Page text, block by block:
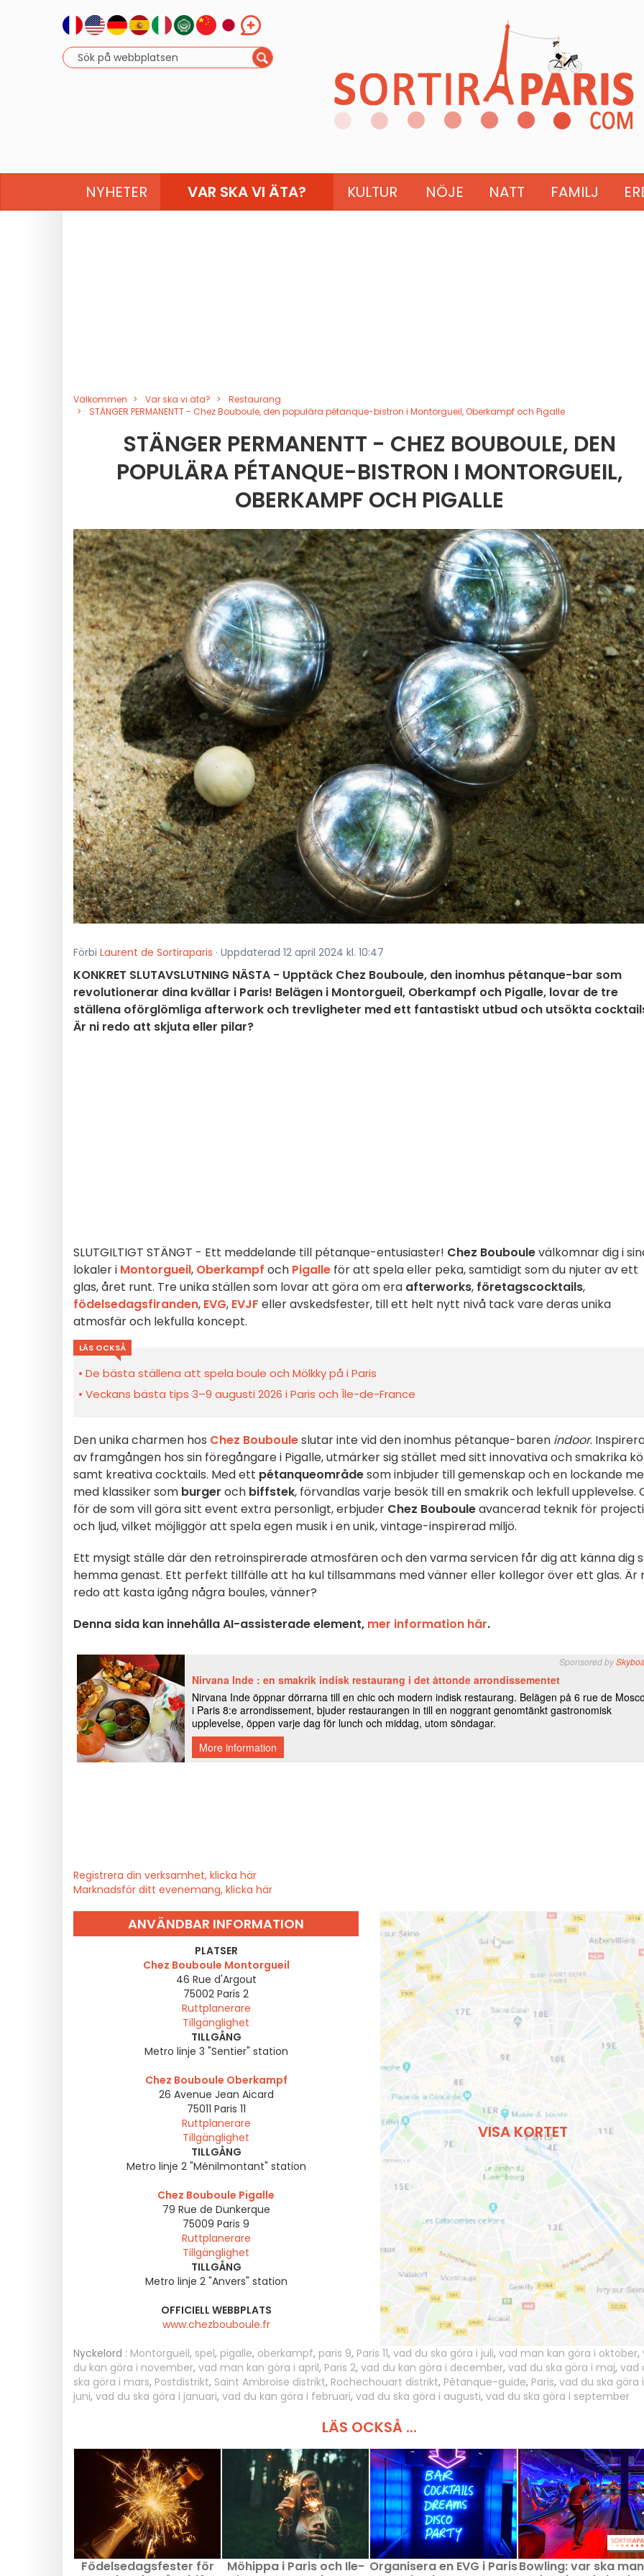
NYHETER VAR SKA VI ÄTA? KULTUR NÖJE NATT FAMILJ
Välkommen Var ska vi äta?
Restaurang
STÄNGER PERMANENTT - Chez Bouboule, den populära pétanque-bistron i Montorgueil, Oberkampf och Pigalle
STÄNGER PERMANENTT - CHEZ BOUBOULE, DEN
POPULÄRA PÉTANQUE-BISTRON I MONTORGUEIL,
OBERKAMPF OCH PIGALLE
Förbi Laurent de Sortiraparis · Uppdaterad 12 april 2024 kl. 10:47
KONKRET SLUTAVSLUTNING NÄSTA - Upptäck Chez Bouboule, den inomhus pétanque-bar som
revolutionerar dina kvällar i Paris! Belägen i Montorgueil, Oberkampf och Pigalle, lovar de tre
ställena oförglömliga afterwork och trevligheter med ett fantastiskt utbud och utsökta
Är ni redo att skjuta eller pilar?
SLUTGILTIGT STÄNGT - Ett meddelande till pétanque-entusiaster! Chez Bouboulevälkomnar dig i
lokaler i Montorgueil, Oberkampf och Pigalle för att spela eller peka, samtidigt som du njuter av ett
glas, året runt. Tre unika ställen som lovar att göra om era afterworks, företagscocktails,
födelsedagsfiranden, EVG, EVJF eller avskedsfester, till ett helt nytt nivå tack vare deras unika
atmosfär och lekfulla koncept.
LÄS OCKSÅ
De bästa ställena att spela boule och Mölkky på i Paris
Veckans bästa tips 3–9 augusti 2026 i Paris och Île-de-France
Den unika charmen hos Chez Boubouleslutar inte vid den inomhus pétanque-baren indoor.
av framgången hos sin föregångare i Pigalle, utmärker sig stället med sitt innovativa och smakrika
samt kreativa cocktails. Med ett pétanqueområdesom inbjuder till gemenskap och en lockande
med klassiker som burger och biffstek, förvandlas varje besök till en smakrik och lekfull upplevelse.
för de som vill göra sitt event extra personligt, erbjuder Chez Boubouleavancerad teknik för
och ljud, vilket möjliggör att spela egen musik i en unik, vintage-inspirerad miljö.
Ett mysigt ställe där den retroinspirerade atmosfären och den varma servicen får dig att känna dig
hemma genast. Ett perfekt tillfälle att ha kul tillsammans med vänner eller kollegor över ett glas. Är
redo att kasta igång några boules, vänner?
Denna sida kan innehålla AI-assisterade element, mer information här.
Registrera din verksamhet, klicka här
Marknadsför ditt evenemang, klicka här
ANVÄNDBAR INFORMATION
PLATSER
Chez Bouboule Montorgueil
46 Rue d'Argout
75002 Paris 2
Ruttplanerare
Tillgänglighet
TILLGÅNG
Metro linje 3 "Sentier" station
Chez Bouboule Oberkampf
26 Avenue Jean Aicard
75011 Paris 11
Ruttplanerare
Tillgänglighet
TILLGÅNG
Metro linje 2 "Ménilmontant" station
Chez Bouboule Pigalle
79 Rue de Dunkerque
75009 Paris 9
Ruttplanerare
Tillgänglighet
TILLGÅNG
Metro linje 2 "Anvers" station
OFFICIELL WEBBPLATS
www.chezbouboule.fr
VISA KORTET
Nyckelord : Montorgueil, spel, pigalle, oberkampf, paris 9, Paris 11, vad du ska göra i juli, vad man kan göra i oktober,
du kan göra i november, vad man kan göra i april, Paris 2, vad du kan göra i december, vad du ska göra i maj, vad
ska göra i mars, Postdistrikt, Saint Ambroise distrikt, Rochechouart distrikt, Pétanque-guide, Paris, vad du ska göra i
juni, vad du ska göra i januari, vad du kan göra i februari, vad du ska göra i augusti, vad du ska göra i september
LÄS OCKSÅ ...
Födelsedagsfester för
Möhippa i Paris och Ile- Organisera en EVG i ParisBowling: var ska